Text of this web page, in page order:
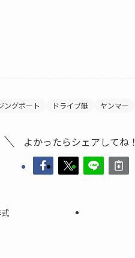
ングボート ドライブ艇 ヤンマー
よかったらシェアしてね！